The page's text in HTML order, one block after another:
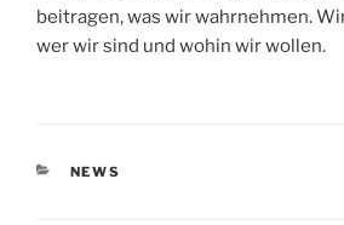
beitragen, was wir wahrnehmen.
wer wir sind und wohin wir wollen.
KATEGORIEN
NEWS